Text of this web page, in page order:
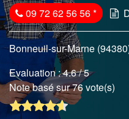
09 72 62 56 56*
Bonneuil-sur-Marne
Evaluation :4.6/ 5
Note basé sur 76 vote(s)